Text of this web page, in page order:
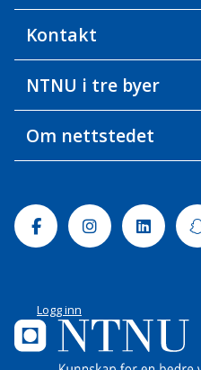
Kontakt
NTNU i tre byer
Om nettstedet
FacebookInstagram
Logg inn